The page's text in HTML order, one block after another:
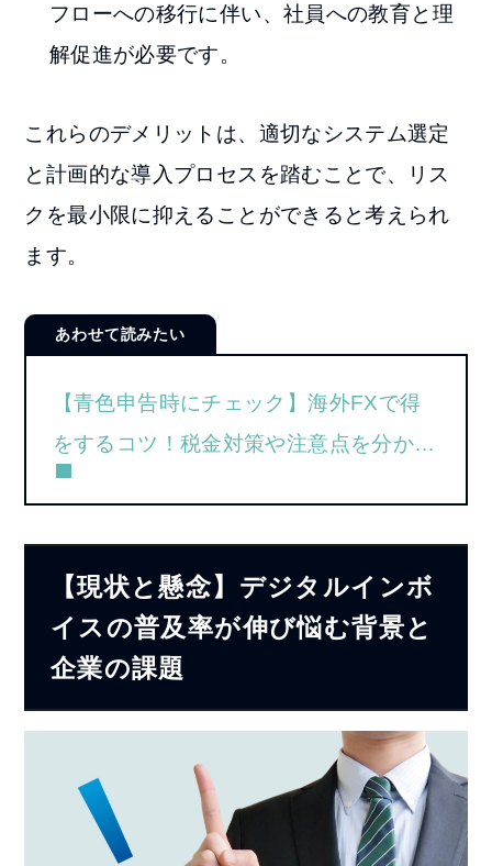
フローへの移行に伴い、社員への教育と理
解促進が必要です。
これらのデメリットは、適切なシステム選定
と計画的な導入プロセスを踏むことで、リス
クを最小限に抑えることができると考えられ
ます。
あわせて読みたい
【青色申告時にチェック】海外FXで得
をするコツ！税金対策や注意点を分かり
やすく解説｜外部サイト
【現状と懸念】デジタルインボ
イスの普及率が伸び悩む背景と
企業の課題